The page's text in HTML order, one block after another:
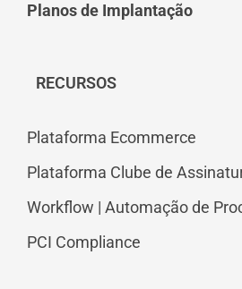
Planos de Implantação
RECURSOS
Plataforma Ecommerce
Plataforma Clube de
Workflow | Automação de
PCI Compliance